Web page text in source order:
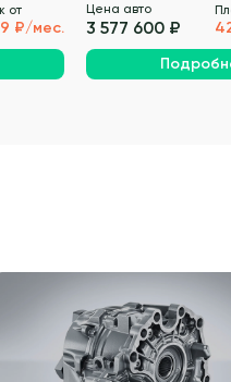
от
₽/мес.
Цена авто
3 577 600 ₽